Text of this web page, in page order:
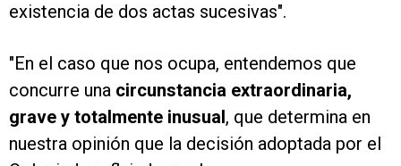
existencia de dos actas sucesivas".
"En el caso que nos ocupa, entendemos que
concurre una circunstancia extraordinaria,
grave y totalmente inusual, que determina en
nuestra opinión que la decisión adoptada por el